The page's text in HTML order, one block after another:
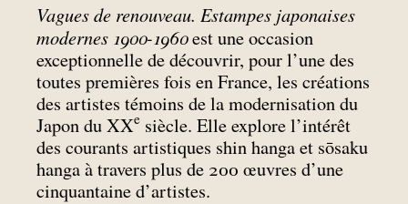
Vagues de renouveau. Estampes japonaises
modernes 1900-1960est une occasion
exceptionnelle de découvrir, pour l’une des
toutes premières fois en France, les créations
des artistes témoins de la modernisation du
Japon du XXe siècle. Elle explore l’intérêt
des courants artistiques shin hanga et sōsaku
hanga à travers plus de 200 œuvres d’une
cinquantaine d’artistes.